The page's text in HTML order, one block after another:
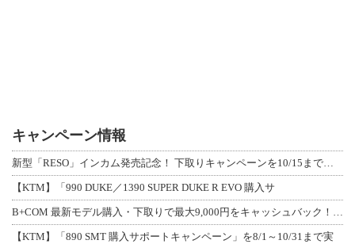
キャンペーン情報
新型「RESO」インカム発売記念！ 下取りキャンペーンを10/15まで延長して開
【KTM】「990 DUKE／1390 SUPER DUKE R EVO 購入サ
B+COM 最新モデル購入・下取りで最大9,000円をキャッシュバック！「B+F
【KTM】「890 SMT 購入サポートキャンペーン」を8/1～10/31まで実